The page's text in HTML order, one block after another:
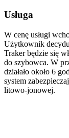
Usługa
W cenę usługi
Użytkownik
Traker będzie się
do szybowca. W
działało około 6
system
litowo-jonowej.